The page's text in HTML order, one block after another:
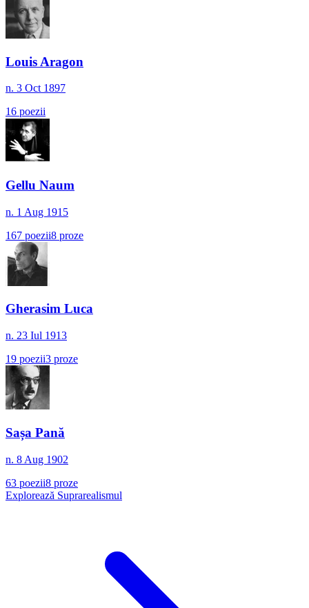
Louis Aragon
n. 3 Oct 1897
16 poezii
Gellu Naum
n. 1 Aug 1915
167 poezii8 proze
Gherasim Luca
n. 23 Iul 1913
19 poezii3 proze
Sașa Pană
n. 8 Aug 1902
63 poezii8 proze
Explorează Suprarealismul